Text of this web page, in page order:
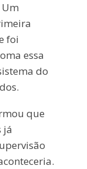
foi
essa
do
que
já